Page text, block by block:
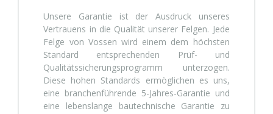
Unsere Garantie ist der Ausdruck unseres
Vertrauens in die Qualität unserer Felgen. Jede
Felge von Vossen wird einem dem höchsten
Standard entsprechenden Prüf- und
Qualitätssicherungsprogramm unterzogen.
Diese hohen Standards ermöglichen es uns,
eine branchenführende 5-Jahres-Garantie und
eine lebenslange bautechnische Garantie zu